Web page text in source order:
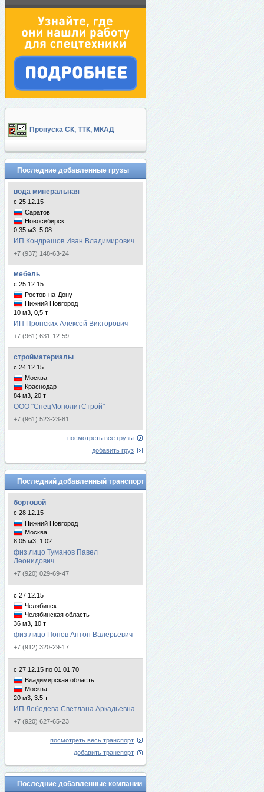
Пропуска СК, ТТК, МКАД
Последние добавленные грузы
вода минеральная
с 25.12.15
Саратов
Новосибирск
0,35 м3, 5,08 т
ИП Кондрашов Иван Владимирович
+7 (937) 148-63-24
мебель
с 25.12.15
Ростов-на-Дону
Нижний Новгород
10 м3, 0,5 т
ИП Пронских Алексей Викторович
+7 (961) 631-12-59
стройматериалы
с 24.12.15
Москва
Краснодар
84 м3, 20 т
ООО "СпецМонолитСтрой"
+7 (961) 523-23-81
посмотреть все грузы
добавить груз
Последний добавленный транспорт
бортовой
с 28.12.15
Нижний Новгород
Москва
8.05 м3, 1.02 т
физ.лицо Туманов Павел
Леонидович
+7 (920) 029-69-47
с 27.12.15
Челябинск
Челябинская область
36 м3, 10 т
физ.лицо Попов Антон Валерьевич
+7 (912) 320-29-17
с 27.12.15 по 01.01.70
Владимирская область
Москва
20 м3, 3.5 т
ИП Лебедева Светлана Аркадьевна
+7 (920) 627-65-23
посмотреть весь транспорт
добавить транспорт
Последние добавленные компании